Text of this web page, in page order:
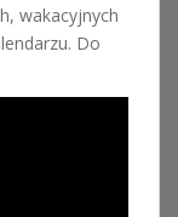
wakacyjnych
Do